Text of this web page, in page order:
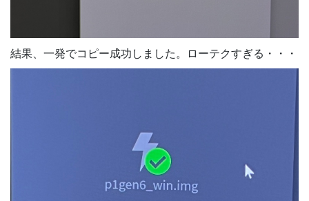
結果、一発でコピー成功しました。ローテクすぎる・・・